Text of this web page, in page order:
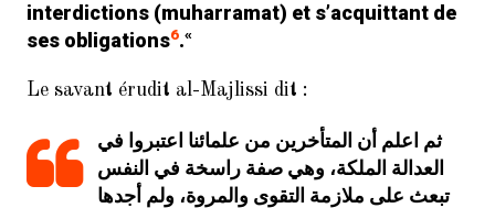
interdictions (muharramat) et s’acquittant de
ses obligations6.«
Le savant érudit al-Majlissi dit :
ثم اعلم أن المتأخرين من علمائنا اعتبروا في
العدالة الملكة، وهي صفة راسخة في النفس
تبعث على ملازمة التقوى والمروة، ولم أجدها